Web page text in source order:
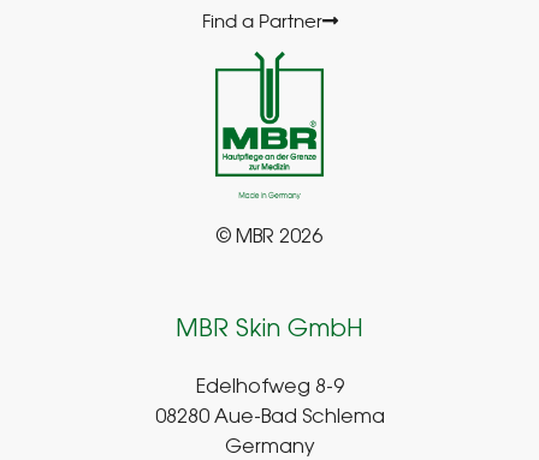
Find a Partner
© MBR 2026
MBR Skin GmbH
Edelhofweg 8-9
08280 Aue-Bad Schlema
Germany